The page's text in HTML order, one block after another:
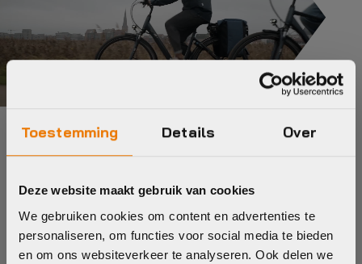
Toestemming Details Over
Deze website maakt gebruik van cookies
We gebruiken cookies om content en advertenties te
personaliseren, om functies voor social media te bieden
en om ons websiteverkeer te analyseren. Ook delen we
Dé specialist in alles
Byke Store (Voorheen Van Der Linde) is dé fietswinkel van
Almere, met een rijke historie en een team dat net zo van
fietsen houdt als jij. Van aankoop tot onderhoud – wij